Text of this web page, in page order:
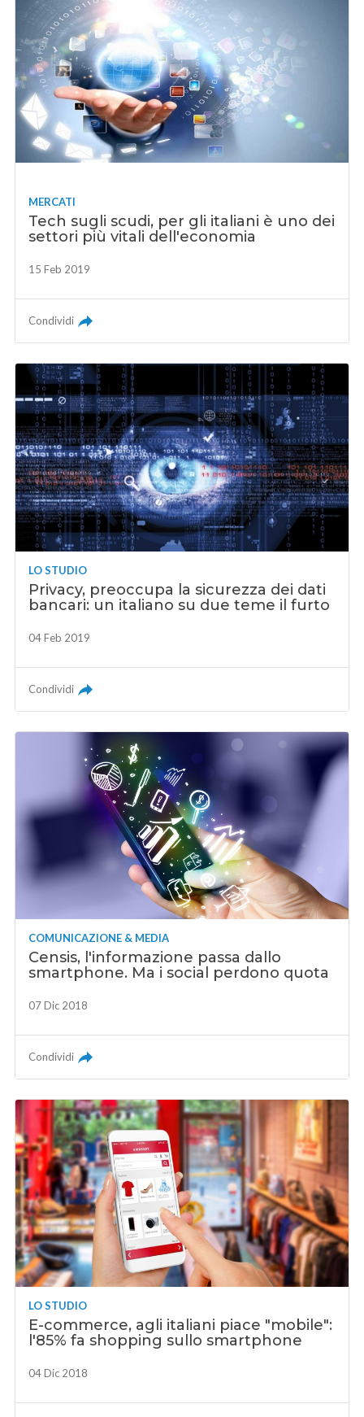
MERCATI
Tech sugli scudi, per gli italiani è uno dei
settori più vitali dell'economia
15 Feb 2019
Condividi
LO STUDIO
Privacy, preoccupa la sicurezza dei dati
bancari: un italiano su due teme il furto
04 Feb 2019
Condividi
COMUNICAZIONE & MEDIA
Censis, l'informazione passa dallo
smartphone. Ma i social perdono quota
07 Dic 2018
Condividi
LO STUDIO
E-commerce, agli italiani piace "mobile":
l'85% fa shopping sullo smartphone
04 Dic 2018